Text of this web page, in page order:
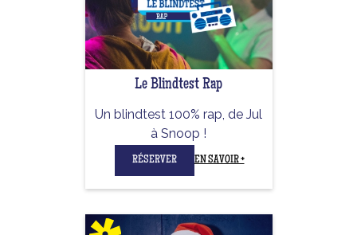
Le Blindtest Rap
Un blindtest 100% rap, de Jul
à Snoop !
RÉSERVER EN SAVOIR +